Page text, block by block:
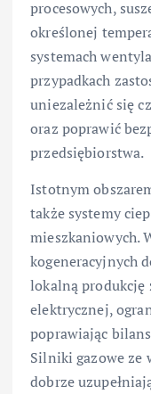
procesowych,
określonej
systemach
przypadkach
uniezależnić się
oraz poprawić
przedsiębiorstwa.
Istotnym
także systemy
mieszkaniowych.
kogeneracyjnych
lokalną produkcję
elektrycznej,
poprawiając
Silniki gazowe ze
dobrze